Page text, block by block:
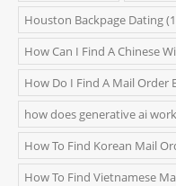
Houston Backpage Dating
How Can I Find A Chinese
How Do I Find A Mail Order
how does generative ai work
How To Find Korean Mail
How To Find Vietnamese